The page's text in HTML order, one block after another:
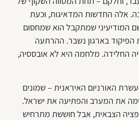
אלה החדשות המדאיגות, וכעת
המודיעיני שמתקבל הוא שמחסום
בארגון נשבר. ההרתעה
החלידה. מלחמה היא לא אובססיה,
האורניום האיראנית – שמונים
את המערב והפתיעה את ישראל.
הצבאית, אבל חוששת מתרחיש